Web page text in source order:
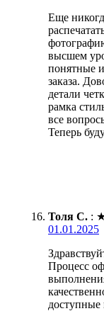
Еще
высшем
понятные
заказа.
детали
рамка
все
Теперь
Толя С. :
01.01.2025
Процесс